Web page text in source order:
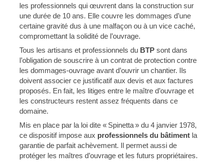
les professionnels qui œuvrent dans la construction sur
une durée de 10 ans. Elle couvre les dommages d’une
certaine gravité dus à une malfaçon ou à un vice caché,
compromettant la solidité de l’ouvrage.
Tous les artisans et professionnels du BTP sont dans
l’obligation de souscrire à un contrat de protection contre
les dommages-ouvrage avant d’ouvrir un chantier. Ils
doivent associer ce justificatif aux devis et aux factures
proposés. En fait, les litiges entre le maître d’ouvrage et
les constructeurs restent assez fréquents dans ce
domaine.
Mis en place par la loi dite « Spinetta » du 4 janvier 1978,
ce dispositif impose aux professionnels du bâtiment la
garantie de parfait achèvement. Il permet aussi de
protéger les maîtres d’ouvrage et les futurs propriétaires.